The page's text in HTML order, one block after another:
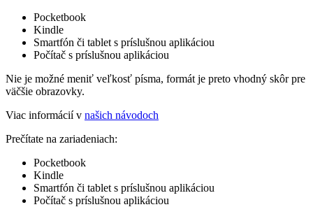
Pocketbook
Kindle
Smartfón či tablet s príslušnou aplikáciou
Počítač s príslušnou aplikáciou
Nie je možné meniť veľkosť písma, formát je preto vhodný skôr pre
väčšie obrazovky.
Viac informácií v našich návodoch
Prečítate na zariadeniach:
Pocketbook
Kindle
Smartfón či tablet s príslušnou aplikáciou
Počítač s príslušnou aplikáciou